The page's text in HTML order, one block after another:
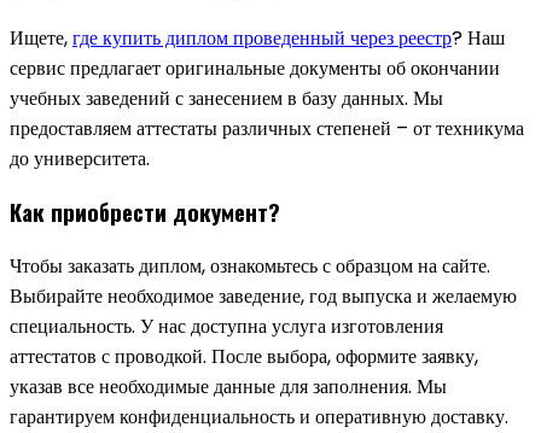
Ищете,где купить диплом проведенный через реестр? Наш
сервис предлагает оригинальные документы об окончании
учебных заведений с занесением в базу данных. Мы
предоставляем аттестаты различных степеней – от техникума
до университета.
Как приобрести документ?
Чтобы заказать диплом, ознакомьтесь с образцом на сайте.
Выбирайте необходимое заведение, год выпуска и желаемую
специальность. У нас доступна услуга изготовления
аттестатов с проводкой. После выбора, оформите заявку,
указав все необходимые данные для заполнения. Мы
гарантируем конфиденциальность и оперативную доставку.